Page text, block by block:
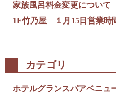
家族風呂料金変更について
1F竹乃屋 １月15日営業時
カテゴリ
ホテルグランスパアベニュ